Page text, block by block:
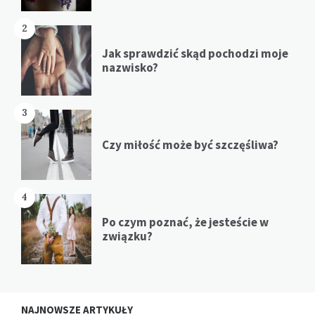
2
Jak sprawdzić skąd pochodzi moje
nazwisko?
3
Czy miłość może być szczęśliwa?
4
Po czym poznać, że jesteście w
związku?
NAJNOWSZE ARTYKUŁY